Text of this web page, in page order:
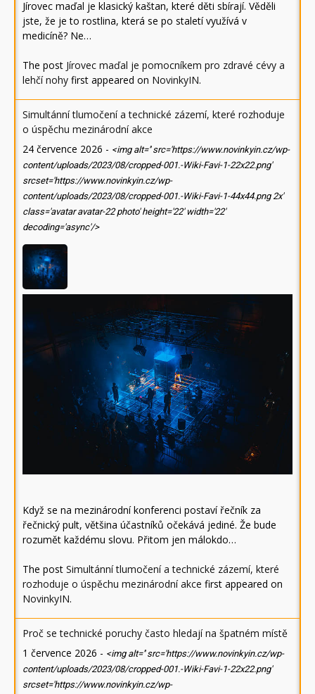
Jírovec maďal je klasický kaštan, které děti sbírají. Věděli
jste, že je to rostlina, která se po staletí využívá v
medicíně? Ne…
The post Jírovec maďal je pomocníkem pro zdravé cévy a
lehčí nohy first appeared on NovinkyIN.
Simultánní tlumočení a technické zázemí, které rozhoduje
o úspěchu mezinárodní akce
24 července 2026 - <img alt='' src='https://www.novinkyin.cz/wp-
content/uploads/2023/08/cropped-001.-Wiki-Favi-1-22x22.png'
srcset='https://www.novinkyin.cz/wp-
content/uploads/2023/08/cropped-001.-Wiki-Favi-1-44x44.png 2x'
class='avatar avatar-22 photo' height='22' width='22'
decoding='async'/>
Když se na mezinárodní konferenci postaví řečník za
řečnický pult, většina účastníků očekává jediné. Že bude
rozumět každému slovu. Přitom jen málokdo…
The post Simultánní tlumočení a technické zázemí, které
rozhoduje o úspěchu mezinárodní akce first appeared on
NovinkyIN.
Proč se technické poruchy často hledají na špatném místě
1 července 2026 - <img alt='' src='https://www.novinkyin.cz/wp-
content/uploads/2023/08/cropped-001.-Wiki-Favi-1-22x22.png'
srcset='https://www.novinkyin.cz/wp-